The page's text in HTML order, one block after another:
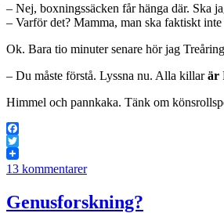
– Nej, boxningssäcken får hänga där. Ska
– Varför det? Mamma, man ska faktiskt inte
Ok. Bara tio minuter senare hör jag
– Du måste förstå. Lyssna nu. Alla killarär
Himmel och pannkaka. Tänk om
Facebook
Twitter
13 kommentarer
Genusforskning?